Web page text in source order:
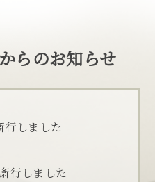
らのお知らせ
しました
行しました